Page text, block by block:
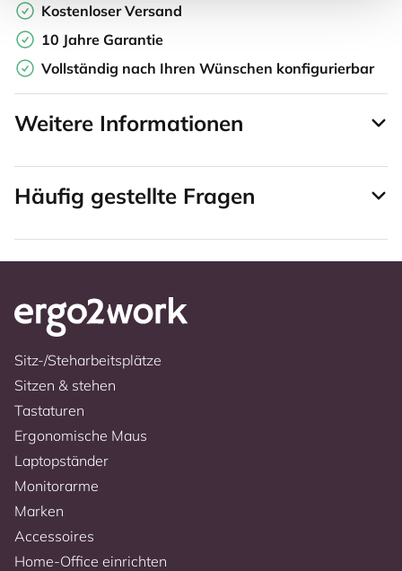
Kostenloser Versand
10 Jahre Garantie
Vollständig nach Ihren Wünschen konfigurierbar
Weitere Informationen
Häufig gestellte Fragen
Sitz-/Steharbeitsplätze
Sitzen & stehen
Tastaturen
Ergonomische Maus
Laptopständer
Monitorarme
Marken
Accessoires
Home-Office einrichten